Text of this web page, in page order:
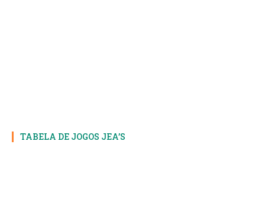
TABELA DE JOGOS JEA’S